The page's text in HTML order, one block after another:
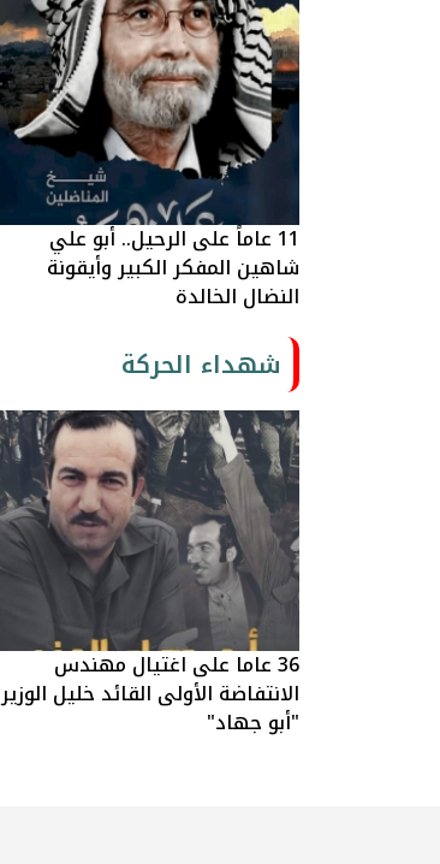
11 عاماً على الرحيل.. أبو علي
شاهين المفكر الكبير وأيقونة
النضال الخالدة
شهداء الحركة
36 عاما على اغتيال مهندس
الانتفاضة الأولى القائد خليل الوزير
"أبو جهاد"